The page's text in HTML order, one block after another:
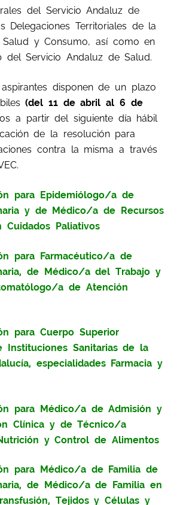
del Servicio Andaluz de
Delegaciones Territoriales de la
Salud y Consumo, así como en
del Servicio Andaluz de Salud.
disponen de un plazo
(del 11 de abril al 6 de
a partir del siguiente día hábil
de la resolución para
contra la misma a través
para Epidemiólogo/a de
y de Médico/a de Recursos
Cuidados Paliativos
para Farmacéutico/a de
de Médico/a del Trabajo y
a de Atención
para Cuerpo Superior
Instituciones Sanitarias de la
especialidades Farmacia y
para Médico/a de Admisión y
Clínica y de Técnico/a
y Control de Alimentos
para Médico/a de Familia de
de Médico/a de Familia en
Tejidos y Células y